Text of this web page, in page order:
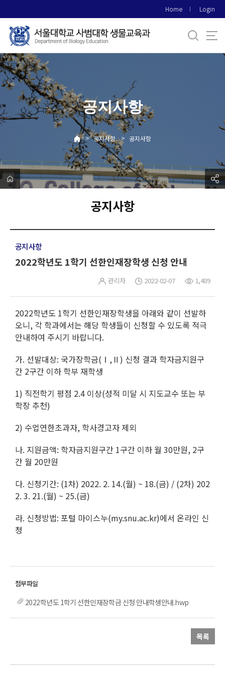
로
메
뉴
Home Login
공지사항
> 공지사항 > 공지사항
공지사항
공지사항
2022학년도 1학기 선한인재장학생 신청 안내
관리자 2022-02-07 1,489
2022학년도 1학기 선한인재장학생을 아래와 같이 선발하
오니, 각 학과에서는 해당 학생들이 신청할 수 있도록 적극
안내하여 주시기 바랍니다.
가. 선발대상: 국가장학금(Ⅰ,Ⅱ) 신청 결과 학자금지원구
간 2구간 이하 학부 재학생
1) 직전학기 평점 2.4 이상(성적 미달 시 지도교수 또는 부
학장 추천)
2) 수업연한초과자, 학사경고자 제외
나. 지원금액: 학자금지원구간 1구간 이하 월 30만원, 2구
간 월 20만원
다. 신청기간: (1차) 2022. 2. 14.(월) ~ 18.(금) / (2차) 202
2. 3. 21.(월) ~ 25.(금)
라. 신청방법: 포털 마이스누(my.snu.ac.kr)에서 온라인 신
청
2022학년도 1학기 선한인재장학금 신청 안내학생안내.hwp
목록